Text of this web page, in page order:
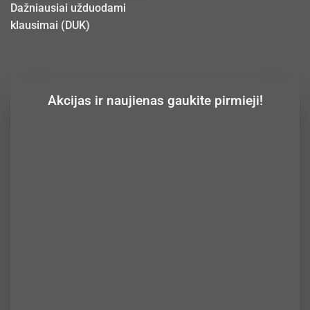
Dažniausiai užduodami
klausimai (DUK)
Akcijas ir naujienas gaukite pirmieji!